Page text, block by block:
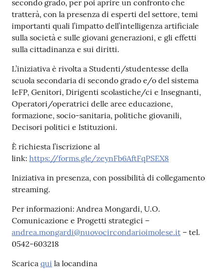
Catalogo
on line
Eventi
Chiedi al
bibliotecario
Orari
secondo grado, per poi aprire un confronto che
tratterà, con la presenza di esperti del settore, temi
importanti quali l’impatto dell’intelligenza artificiale
sulla società e sulle giovani generazioni, e gli effetti
sulla cittadinanza e sui diritti.
L’iniziativa è rivolta a Studenti/studentesse della
scuola secondaria di secondo grado e/o del sistema
IeFP, Genitori, Dirigenti scolastiche/ci e Insegnanti,
Operatori/operatrici delle aree educazione,
formazione, socio-sanitaria, politiche giovanili,
Decisori politici e Istituzioni.
È richiesta l’iscrizione al
link: https://forms.gle/zeynFb6AftFqPSEX8
Iniziativa in presenza, con possibilità di collegamento
streaming.
Per informazioni: Andrea Mongardi, U.O.
Comunicazione e Progetti strategici –
andrea.mongardi@nuovocircondarioimolese.it – tel.
0542-603218
Scarica qui la locandina